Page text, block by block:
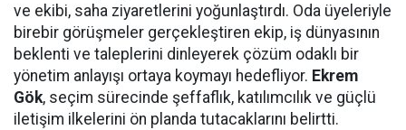
ve ekibi, saha ziyaretlerini yoğunlaştırdı. Oda üyeleriyle
birebir görüşmeler gerçekleştiren ekip, iş dünyasının
beklenti ve taleplerini dinleyerek çözüm odaklı bir
yönetim anlayışı ortaya koymayı hedefliyor. Ekrem
Gök, seçim sürecinde şeffaflık, katılımcılık ve güçlü
iletişim ilkelerini ön planda tutacaklarını belirtti.